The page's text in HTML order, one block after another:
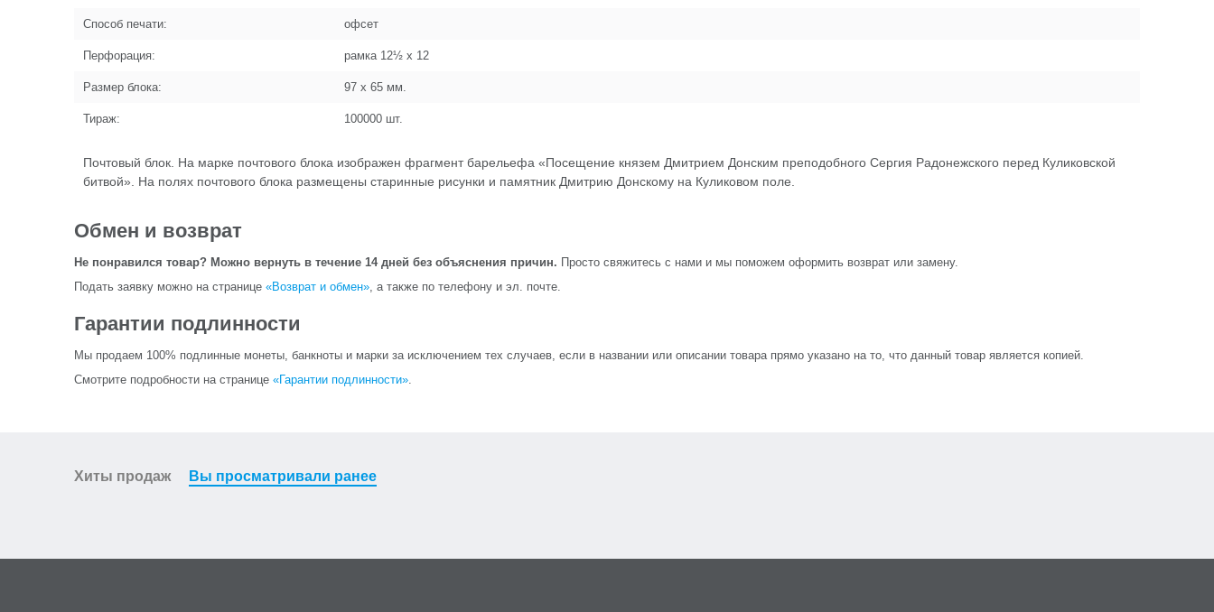
Способ печати: офсет
Перфорация: рамка 12½ x 12
Размер блока: 97 x 65 мм.
Тираж: 100000 шт.
Почтовый блок. На марке почтового блока изображен фрагмент барельефа «Посещение князем Дмитрием Донским преподобного Сергия Радонежского перед Куликовской
битвой». На полях почтового блока размещены старинные рисунки и памятник Дмитрию Донскому на Куликовом поле.
Обмен и возврат
Не понравился товар? Можно вернуть в течение 14 дней без объяснения причин. Просто свяжитесь с нами и мы поможем оформить возврат или замену.
Подать заявку можно на странице «Возврат и обмен», а также по телефону и эл. почте.
Гарантии подлинности
Мы продаем 100% подлинные монеты, банкноты и марки за исключением тех случаев, если в названии или описании товара прямо указано на то, что данный товар является копией.
Смотрите подробности на странице «Гарантии подлинности».
Хиты продаж Вы просматривали ранее